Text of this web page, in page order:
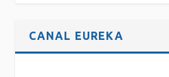
CANAL EUREKA